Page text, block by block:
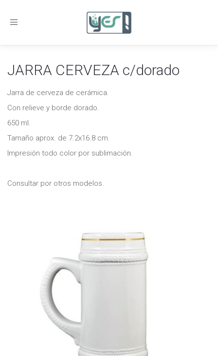
Toggle
JARRA CERVEZA c/dorado
Jarra de cerveza de cerámica.
Con relieve y borde dorado.
650 ml.
Tamaño aprox. de 7.2x16.8 cm.
Impresión todo color por sublimación.
Consultar por otros modelos.